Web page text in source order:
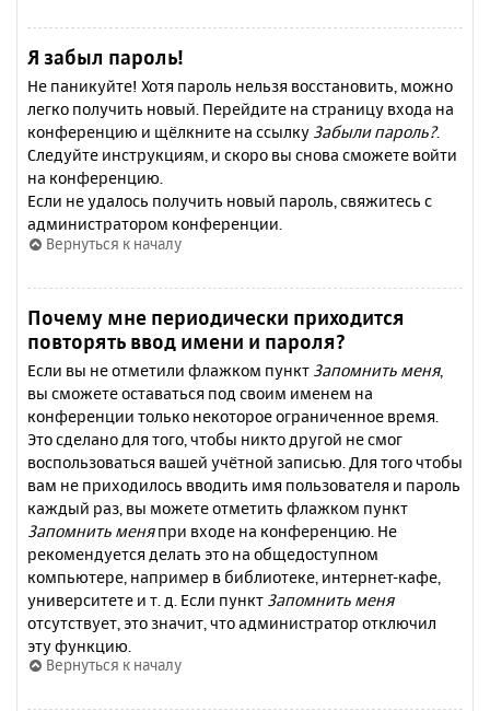
Я забыл пароль!
Не паникуйте! Хотя пароль нельзя восстановить, можно
легко получить новый. Перейдите на страницу входа на
конференцию и щёлкните на ссылку Забыли пароль?.
Следуйте инструкциям, и скоро вы снова сможете войти
на конференцию.
Если не удалось получить новый пароль, свяжитесь с
администратором конференции.
Вернуться к началу
Почему мне периодически приходится
повторять ввод имени и пароля?
Если вы не отметили флажком пункт Запомнить меня,
вы сможете оставаться под своим именем на
конференции только некоторое ограниченное время.
Это сделано для того, чтобы никто другой не смог
воспользоваться вашей учётной записью. Для того чтобы
вам не приходилось вводить имя пользователя и пароль
каждый раз, вы можете отметить флажком пункт
Запомнить меняпри входе на конференцию. Не
рекомендуется делать это на общедоступном
компьютере, например в библиотеке, интернет-кафе,
университете и т. д. Если пункт Запомнить меня
отсутствует, это значит, что администратор отключил
эту функцию.
Вернуться к началу